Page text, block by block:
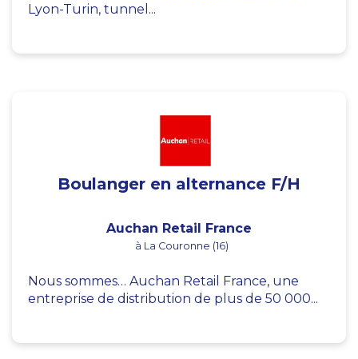
Lyon-Turin, tunnel...
Boulanger en alternance F/H
Auchan Retail France
à La Couronne (16)
Nous sommes… Auchan Retail France, une
entreprise de distribution de plus de 50 000...